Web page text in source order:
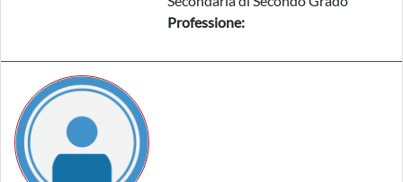
Professione: